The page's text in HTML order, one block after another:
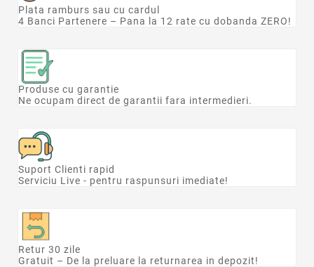
Plata ramburs sau cu cardul
4 Banci Partenere – Pana la 12 rate cu dobanda ZERO!
Produse cu garantie
Ne ocupam direct de garantii fara intermedieri.
Suport Clienti rapid
Serviciu Live - pentru raspunsuri imediate!
Retur 30 zile
Gratuit – De la preluare la returnarea in depozit!